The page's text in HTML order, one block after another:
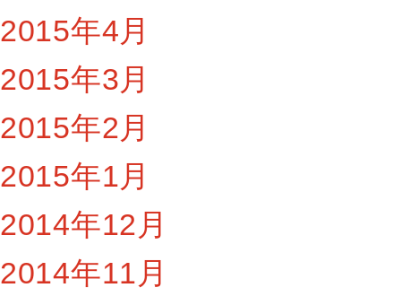
2015年4月
2015年3月
2015年2月
2015年1月
2014年12月
2014年11月